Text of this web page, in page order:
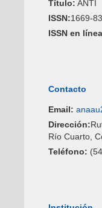
Título: ANTI
ISSN:1669-
ISSN en
Contacto
Email:
Dirección:
Río Cuarto,
Teléfono: